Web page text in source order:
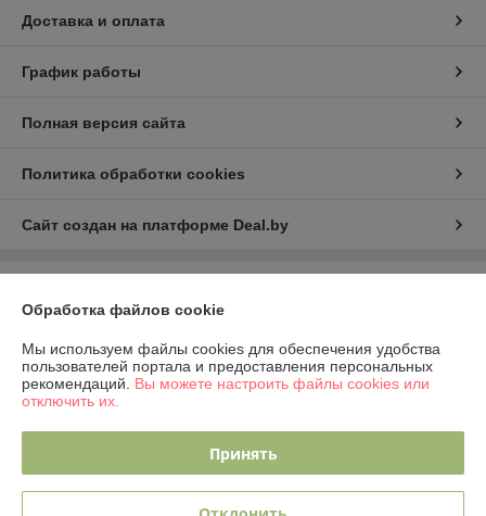
Доставка и оплата
График работы
Полная версия сайта
Политика обработки cookies
Сайт создан на платформе Deal.by
224023 г.Брест, ул. Грюнвальдская, 4, кв.1.
Регистрационный номер ЕГР: 291924234
Регистрационный орган: Администрация Московского района г.Бреста
Обработка файлов cookie
Мы используем файлы cookies для обеспечения удобства
пользователей портала и предоставления персональных
рекомендаций. Вы можете настроить файлы cookies или
отключить их.
Принять